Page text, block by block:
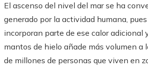
El ascenso del nivel del mar se ha
generado por la actividad humana,
incorporan parte de ese calor adicional
mantos de hielo añade más volumen a
de millones de personas que viven en